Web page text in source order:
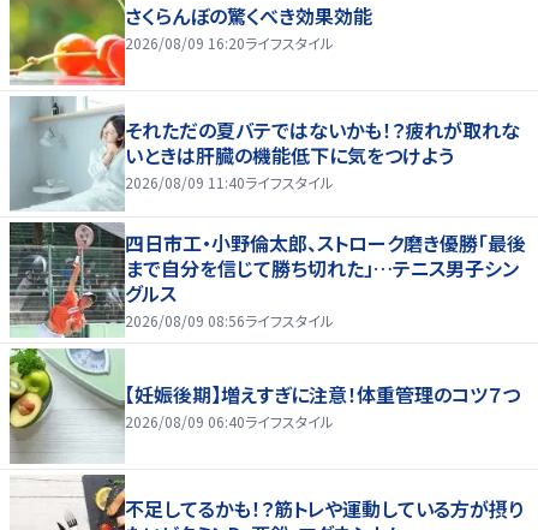
さくらんぼの驚くべき効果効能
2026/08/09 16:20ライフスタイル
それただの夏バテではないかも！？疲れが取れな
いときは肝臓の機能低下に気をつけよう
2026/08/09 11:40ライフスタイル
四日市工・小野倫太郎、ストローク磨き優勝「最後
まで自分を信じて勝ち切れた」…テニス男子シン
グルス
2026/08/09 08:56ライフスタイル
【妊娠後期】増えすぎに注意！体重管理のコツ７つ
2026/08/09 06:40ライフスタイル
不足してるかも！？筋トレや運動している方が摂り